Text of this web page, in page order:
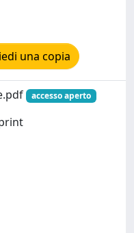
una copia
accesso aperto